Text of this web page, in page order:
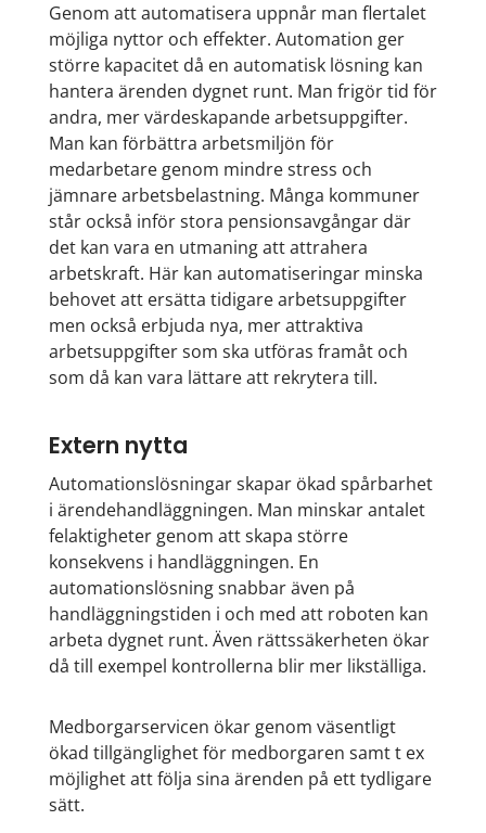
Genom att automatisera uppnår man flertalet
möjliga nyttor och effekter. Automation ger
större kapacitet då en automatisk lösning kan
hantera ärenden dygnet runt. Man frigör tid för
andra, mer värdeskapande arbetsuppgifter.
Man kan förbättra arbetsmiljön för
medarbetare genom mindre stress och
jämnare arbetsbelastning. Många kommuner
står också inför stora pensionsavgångar där
det kan vara en utmaning att attrahera
arbetskraft. Här kan automatiseringar minska
behovet att ersätta tidigare arbetsuppgifter
men också erbjuda nya, mer attraktiva
arbetsuppgifter som ska utföras framåt och
som då kan vara lättare att rekrytera till.
Extern nytta
Automationslösningar skapar ökad spårbarhet
i ärendehandläggningen. Man minskar antalet
felaktigheter genom att skapa större
konsekvens i handläggningen. En
automationslösning snabbar även på
handläggningstiden i och med att roboten kan
arbeta dygnet runt. Även rättssäkerheten ökar
då till exempel kontrollerna blir mer likställiga.
Medborgarservicen ökar genom väsentligt
ökad tillgänglighet för medborgaren samt t ex
möjlighet att följa sina ärenden på ett tydligare
sätt.